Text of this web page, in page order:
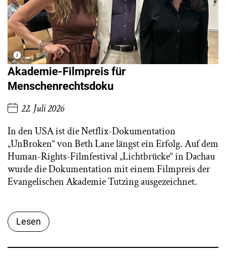
Akademie-Filmpreis für
Menschenrechtsdoku
22. Juli 2026
In den USA ist die Netflix-Dokumentation
„UnBroken“ von Beth Lane längst ein Erfolg. Auf dem
Human-Rights-Filmfestival „Lichtbrücke“ in Dachau
wurde die Dokumentation mit einem Filmpreis der
Evangelischen Akademie Tutzing ausgezeichnet.
Lesen